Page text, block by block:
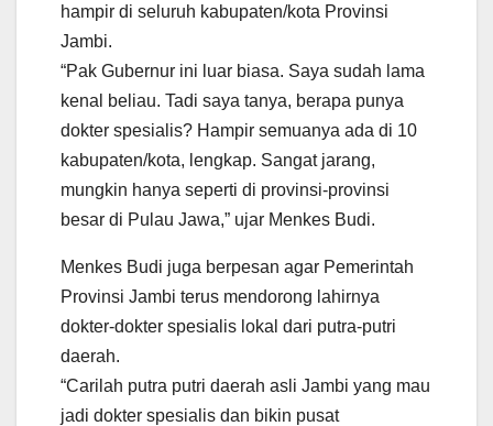
hampir di seluruh kabupaten/kota Provinsi
Jambi.
“Pak Gubernur ini luar biasa. Saya sudah lama
kenal beliau. Tadi saya tanya, berapa punya
dokter spesialis? Hampir semuanya ada di 10
kabupaten/kota, lengkap. Sangat jarang,
mungkin hanya seperti di provinsi-provinsi
besar di Pulau Jawa,” ujar Menkes Budi.
Menkes Budi juga berpesan agar Pemerintah
Provinsi Jambi terus mendorong lahirnya
dokter-dokter spesialis lokal dari putra-putri
daerah.
“Carilah putra putri daerah asli Jambi yang mau
jadi dokter spesialis dan bikin pusat